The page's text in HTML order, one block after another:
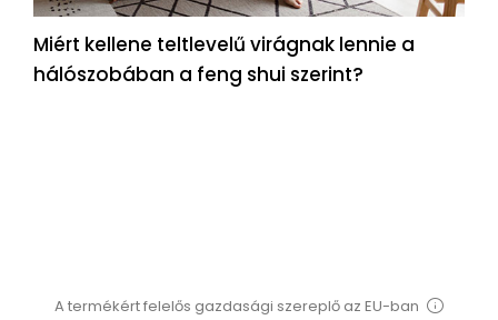
Miért kellene teltlevelű virágnak lennie a
hálószobában a feng shui szerint?
A termékért felelős gazdasági szereplő az EU-ban